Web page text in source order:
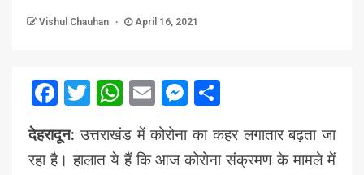
Vishul Chauhan April 16, 2021
Facebook
Twitter
WhatsApp
EmailMessenger
देहरादून: उत्तराखंड में कोरोना का कहर लगातार बढ़ता जा
रहा है। हालात ये हैं कि आज कोरोना संक्रमण के मामले में